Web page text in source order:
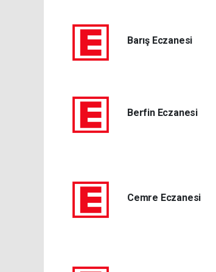
Barış Eczanesi
Berfin Eczanesi
Cemre Eczanesi